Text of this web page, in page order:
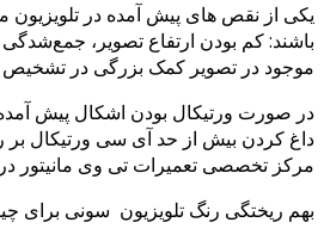
یکی از نقص های پیش آمده در
باشند: کم بودن ارتفاع تصوير،
موجود در تصویر کمک بزرگی در تشخیص
در صورت ورتیکال بودن اشکال پیش
داغ کردن بیش از حد آی سی ورتیکال بر
مرکز تخصصی تعمیرات تی وی مانیتور
بهم ریختگی رنگ تلویزیون سونی برای